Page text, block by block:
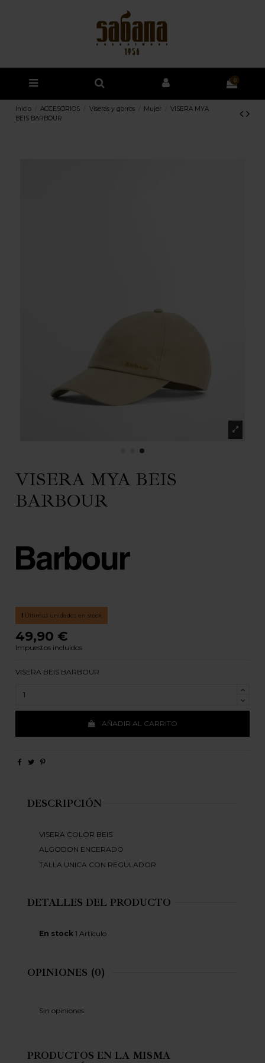
0
Inicio ACCESORIOS Viseras y gorros Mujer
VISERA MYA
BEIS BARBOUR
VISERA MYA BEIS
BARBOUR
Últimas unidades en stock
49,90 €
Impuestos incluidos
VISERA BEIS BARBOUR
AÑADIR AL CARRITO
DESCRIPCIÓN
VISERA COLOR BEIS
ALGODON ENCERADO
TALLA UNICA CON REGULADOR
DETALLES DEL PRODUCTO
En stock 1 Artículo
OPINIONES (0)
Sin opiniones
PRODUCTOS EN LA MISMA